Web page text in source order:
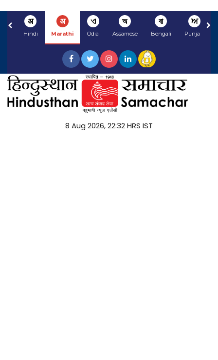
अ
Hindi
अ
Marathi
ଏ
Odia
অ
Assamese
বা
Bengali
ਅ
Punjabi
8 Aug 2026, 22:32 HRS IST